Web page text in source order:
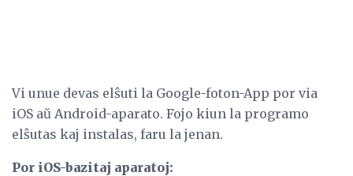
Vi unue devas elŝuti la Google-foton-App por via
iOS aŭ Android-aparato. Fojo kiun la programo
elŝutas kaj instalas, faru la jenan.
Por iOS-bazitaj aparatoj: